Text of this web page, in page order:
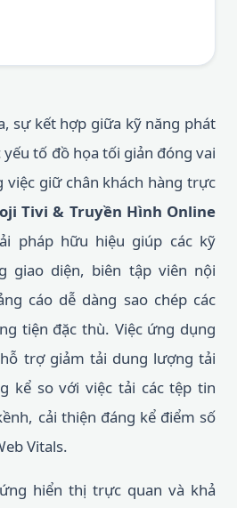
sự kết hợp giữa kỹ năng phát
tố đồ họa tối giản đóng vai
giữ chân khách hàng trực
Tivi & Truyền Hình Online
pháp hữu hiệu giúp các kỹ
giao diện, biên tập viên nội
cáo dễ dàng sao chép các
tiện đặc thù. Việc ứng dụng
trợ giảm tải dung lượng tải
kể so với việc tải các tệp tin
cải thiện đáng kể điểm số
Vitals.
hiển thị trực quan và khả